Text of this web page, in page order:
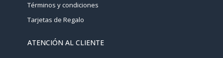
Términos y condiciones
Tarjetas de Regalo
ATENCIÓN AL CLIENTE